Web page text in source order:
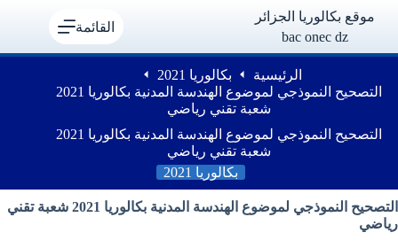
موقع بكالوريا الجزائر
bac onec dz
القائمة
الرئيسية
بكالوريا 2021
التصحيح النموذجي لموضوع الهندسة المدنية بكالوريا 2021
شعبة تقني رياضي
التصحيح النموذجي لموضوع الهندسة المدنية بكالوريا 2021
شعبة تقني رياضي
بكالوريا 2021
التصحيح النموذجي لموضوع الهندسة المدنية بكالوريا 2021 شعبة تقني
رياضي